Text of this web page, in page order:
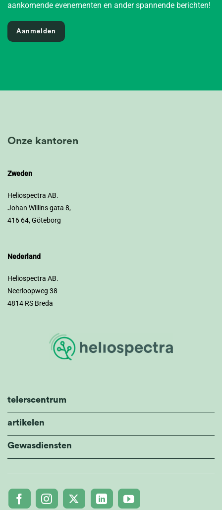
aankomende evenementen en ander spannende berichten!
Aanmelden
Onze kantoren
Zweden
Heliospectra AB.
Johan Willins gata 8,
416 64, Göteborg
Nederland
Heliospectra AB.
Neerloopweg 38
4814 RS Breda
telerscentrum
artikelen
Gewasdiensten